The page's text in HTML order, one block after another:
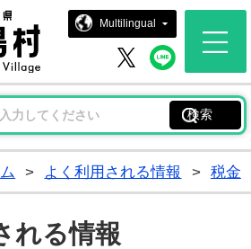
中島村ホ
Multilingual
中島村 X中島
> よく利用される情報 > 税金
れる情報